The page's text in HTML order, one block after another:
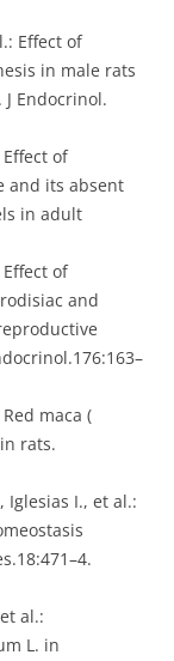
Effect of
in male rats
Endocrinol.
Effect of
and its absent
in adult
Effect of
and
maca (
rats.
Iglesias I., et al.:
al.:
L. in